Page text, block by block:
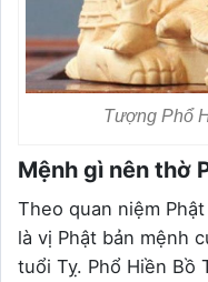
Tượng Phổ
Mệnh gì nên thờ
Theo quan niệm
là vị Phật bản mệnh
tuổi Tỵ. Phổ Hiền Bồ